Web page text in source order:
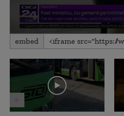
0
seconds
1
minute,
20
seconds
embed